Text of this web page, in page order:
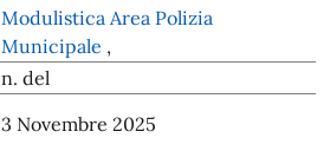
Modulistica Area Polizia
Municipale ,
n. del
3 Novembre 2025